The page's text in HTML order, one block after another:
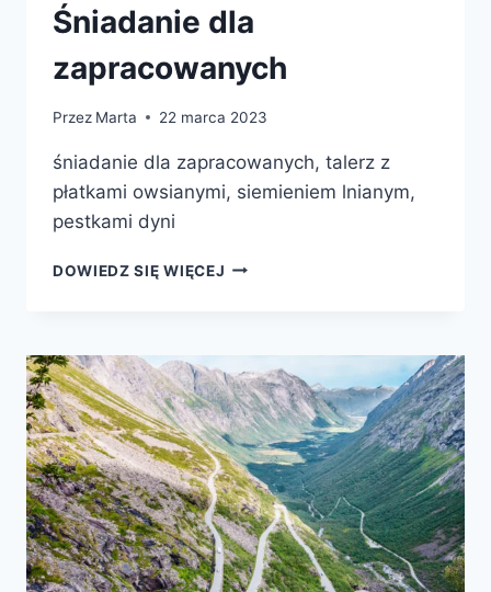
Śniadanie dla
zapracowanych
Przez Marta 22 marca 2023
śniadanie dla zapracowanych, talerz z
płatkami owsianymi, siemieniem lnianym,
pestkami dyni
DOWIEDZ SIĘ WIĘCEJ ŚNIADANIE